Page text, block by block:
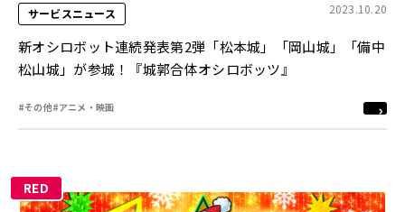
サービスニュース 2023.10.20
新オシロボット連続発表第2弾「松本城」「岡山城」「備中
松山城」が参城！『城郭合体オシロボッツ』
#その他#アニメ・映画
RED